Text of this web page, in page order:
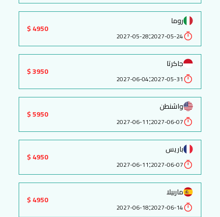
روما
2027-05-24
:
2027-05-28
4950 $
جاكرتا
2027-05-31
:
2027-06-04
3950 $
واشنطن
2027-06-07
:
2027-06-11
5950 $
باريس
2027-06-07
:
2027-06-11
4950 $
ماربيلا
2027-06-14
:
2027-06-18
4950 $